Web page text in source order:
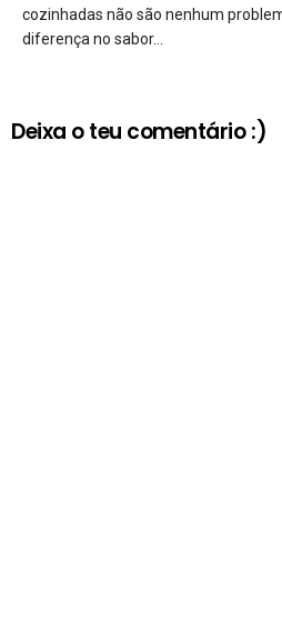
cozinhadas não são nenhum
diferença no sabor…
Deixa o teu comentário :)